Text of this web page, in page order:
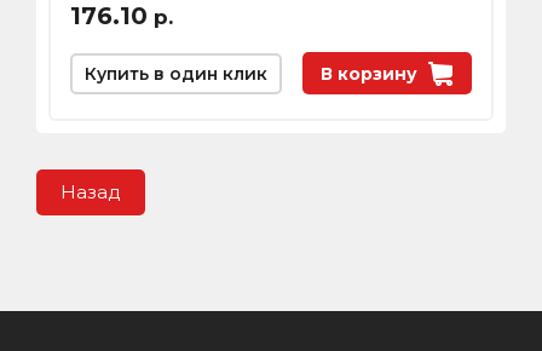
176.10 р.
В корзину
Купить в один клик
Назад